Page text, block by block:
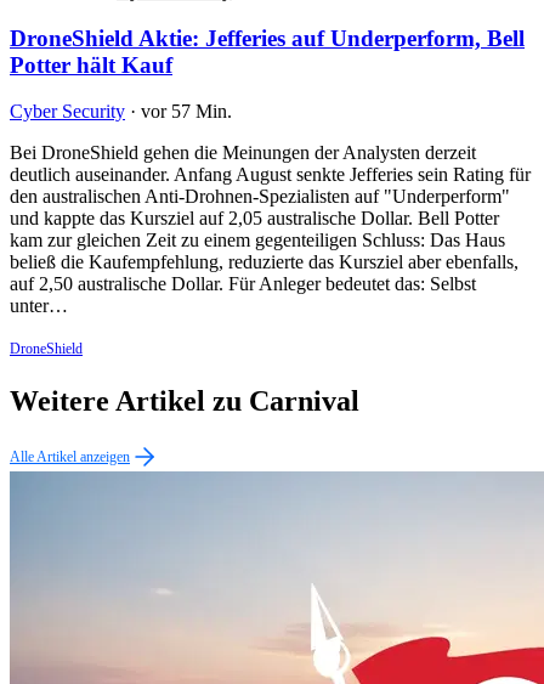
DroneShield Aktie: Jefferies auf Underperform, Bell
Potter hält Kauf
Cyber Security · vor 57 Min.
Bei DroneShield gehen die Meinungen der Analysten derzeit
deutlich auseinander. Anfang August senkte Jefferies sein Rating für
den australischen Anti-Drohnen-Spezialisten auf "Underperform"
und kappte das Kursziel auf 2,05 australische Dollar. Bell Potter
kam zur gleichen Zeit zu einem gegenteiligen Schluss: Das Haus
beließ die Kaufempfehlung, reduzierte das Kursziel aber ebenfalls,
auf 2,50 australische Dollar. Für Anleger bedeutet das: Selbst
unter…
DroneShield
Weitere Artikel zu Carnival
Alle Artikel anzeigen